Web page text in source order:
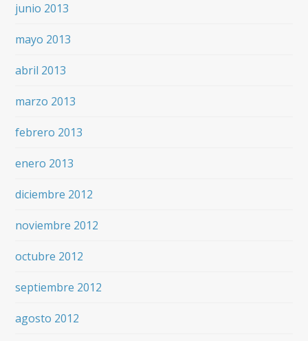
junio 2013
mayo 2013
abril 2013
marzo 2013
febrero 2013
enero 2013
diciembre 2012
noviembre 2012
octubre 2012
septiembre 2012
agosto 2012